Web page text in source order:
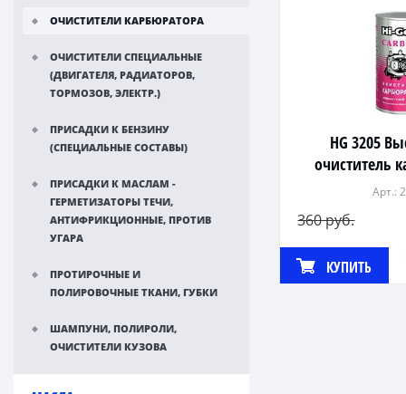
ОЧИСТИТЕЛИ КАРБЮРАТОРА
ОЧИСТИТЕЛИ СПЕЦИАЛЬНЫЕ
(ДВИГАТЕЛЯ, РАДИАТОРОВ,
ТОРМОЗОВ, ЭЛЕКТР.)
ПРИСАДКИ К БЕНЗИНУ
(СПЕЦИАЛЬНЫЕ СОСТАВЫ)
ПРИСАДКИ К МАСЛАМ -
ГЕРМЕТИЗАТОРЫ ТЕЧИ,
АНТИФРИКЦИОННЫЕ, ПРОТИВ
УГАРА
ПРОТИРОЧНЫЕ И
ПОЛИРОВОЧНЫЕ ТКАНИ, ГУБКИ
ШАМПУНИ, ПОЛИРОЛИ,
ОЧИСТИТЕЛИ КУЗОВА
HG 3205
очиститель
Арт.:
360 руб.
КУПИТЬ